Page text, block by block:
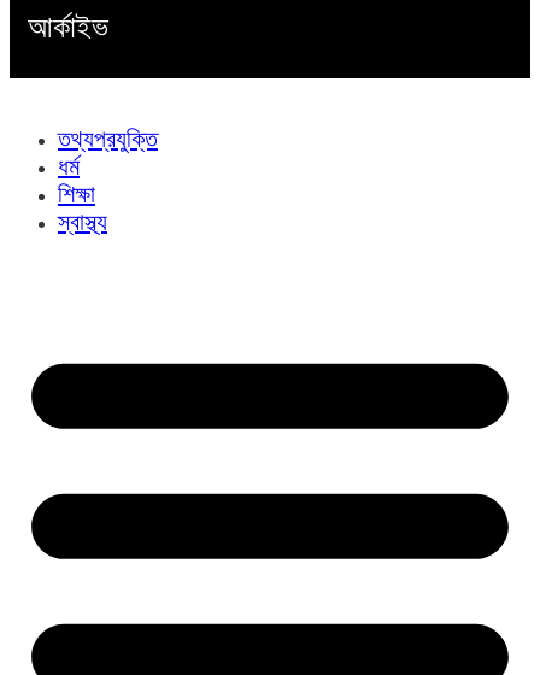
আর্কাইভ
তথ্যপ্রযুক্তি
ধর্ম
শিক্ষা
স্বাস্থ্য